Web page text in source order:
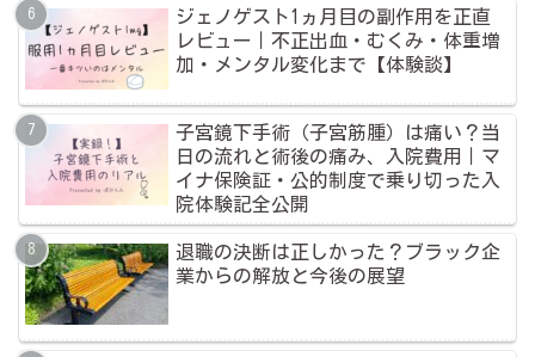
ジェノゲスト1ヵ月目の副作用を正直
レビュー｜不正出血・むくみ・体重増
加・メンタル変化まで【体験談】
子宮鏡下手術（子宮筋腫）は痛い？当
日の流れと術後の痛み、入院費用｜マ
イナ保険証・公的制度で乗り切った入
院体験記全公開
退職の決断は正しかった？ブラック企
業からの解放と今後の展望